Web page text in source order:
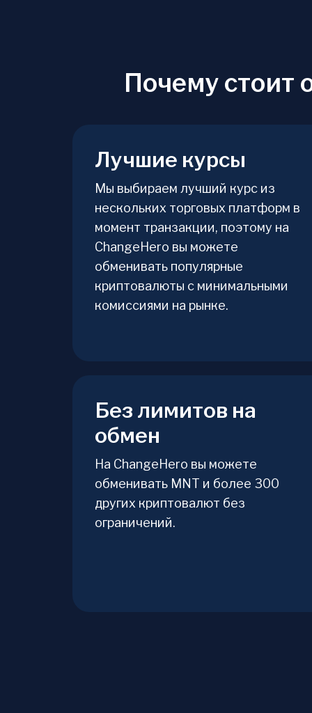
Почему стоит
Лучшие курсы
Мы выбираем лучший курс из
нескольких торговых платформ в
момент транзакции, поэтому на
ChangeHero вы можете
обменивать популярные
криптовалюты с минимальными
комиссиями на рынке.
Без лимитов на
обмен
На ChangeHero вы можете
обменивать MNT и более 300
других криптовалют без
ограничений.